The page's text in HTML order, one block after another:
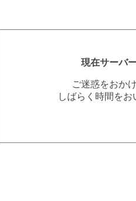
現在サーバ
ご迷惑をおか
しばらく時間を